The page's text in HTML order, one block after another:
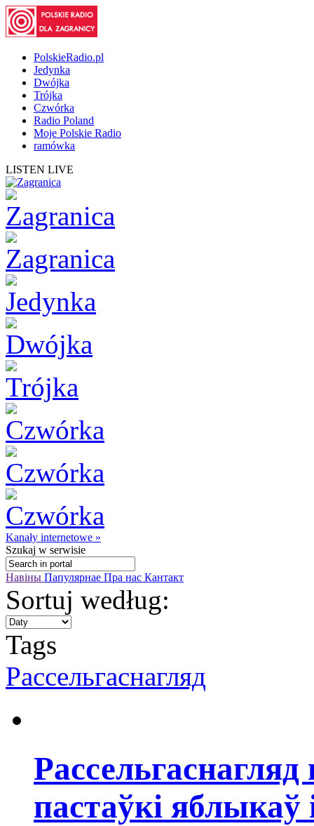
PolskieRadio.pl
Jedynka
Dwójka
Trójka
Czwórka
Radio Poland
Moje Polskie Radio
ramówka
LISTEN LIVE
Kanały internetowe »
Szukaj w serwisie
Навіны Папулярнае Пра нас Кантакт
Sortuj według:
Tags
Рассельгаснагляд
пастаўкі яблыкаў